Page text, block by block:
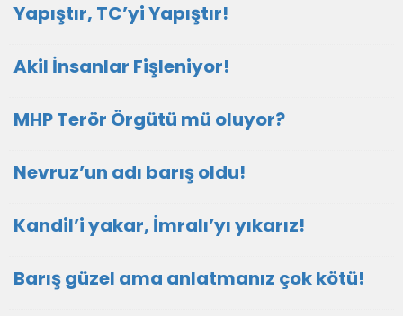
Yapıştır, TC’yi Yapıştır!
Akil İnsanlar Fişleniyor!
MHP Terör Örgütü mü oluyor?
Nevruz’un adı barış oldu!
Kandil’i yakar, İmralı’yı yıkarız!
Barış güzel ama anlatmanız çok kötü!